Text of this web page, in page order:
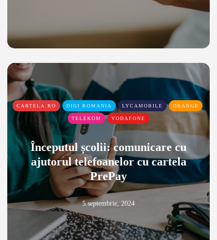
CARTELA.RO DIGI ROMANIA LYCAMOBILE ORANGE
TELEKOM VODAFONE
Începutul școlii: comunicare cu
ajutorul telefoanelor cu cartela
PrePay
5 septembrie, 2024